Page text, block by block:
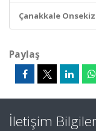
Çanakkale
Paylaş
İletişim